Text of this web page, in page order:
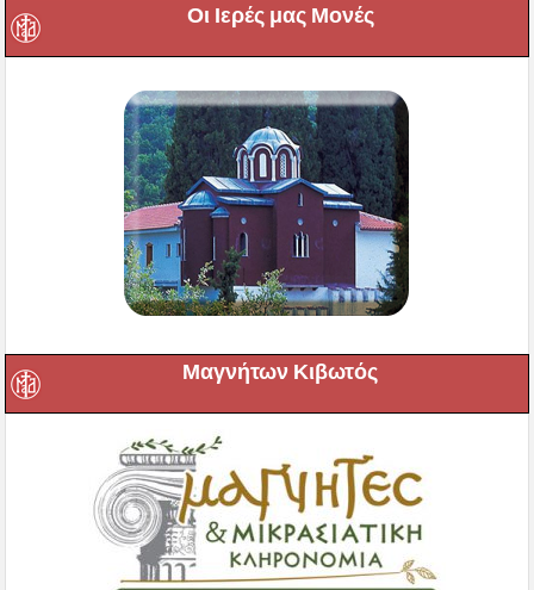
Οι Ιερές μας Μονές
Μαγνήτων Κιβωτός